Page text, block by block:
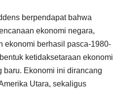
berpendapat bahwa
ekonomi negara,
ekonomi berhasil pasca-1980-
ketidaksetaraan ekonomi
Ekonomi ini dirancang
Utara, sekaligus